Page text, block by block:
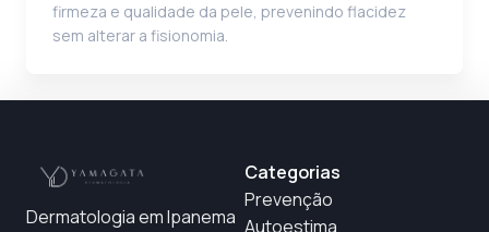
firmeza e qualidade da pele, prevenindo flacidez
sem alterar a fisionomia.
Dermatologia em Ipanema
Categorias
Prevenção
Autoestima